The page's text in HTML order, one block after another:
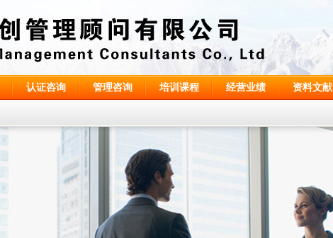
认证咨询 管理咨询 培训课程 经营业绩 资料文献